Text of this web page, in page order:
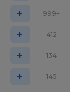
+ 999+
+ 412
+ 134
+ 145